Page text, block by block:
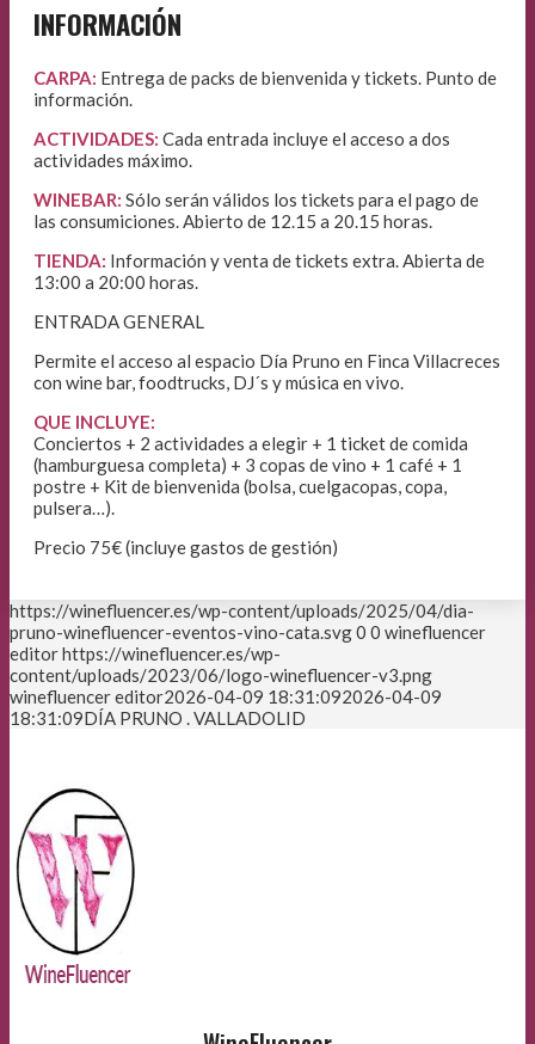
INFORMACIÓN
CARPA: Entrega de packs de bienvenida y tickets. Punto de
información.
ACTIVIDADES: Cada entrada incluye el acceso a dos
actividades máximo.
WINEBAR: Sólo serán válidos los tickets para el pago de
las consumiciones. Abierto de 12.15 a 20.15 horas.
TIENDA: Información y venta de tickets extra. Abierta de
13:00 a 20:00 horas.
ENTRADA GENERAL
Permite el acceso al espacio Día Pruno en Finca Villacreces
con wine bar, foodtrucks, DJ´s y música en vivo.
QUE INCLUYE:
Conciertos + 2 actividades a elegir + 1 ticket de comida
(hamburguesa completa) + 3 copas de vino + 1 café + 1
postre + Kit de bienvenida (bolsa, cuelgacopas, copa,
pulsera…).
Precio 75€ (incluye gastos de gestión)
https://winefluencer.es/wp-content/uploads/2025/04/dia-
pruno-winefluencer-eventos-vino-cata.svg0 0 winefluencer
editorhttps://winefluencer.es/wp-
content/uploads/2023/06/logo-winefluencer-v3.png
winefluencer editor2026-04-09 18:31:092026-04-09
18:31:09DÍA PRUNO . VALLADOLID